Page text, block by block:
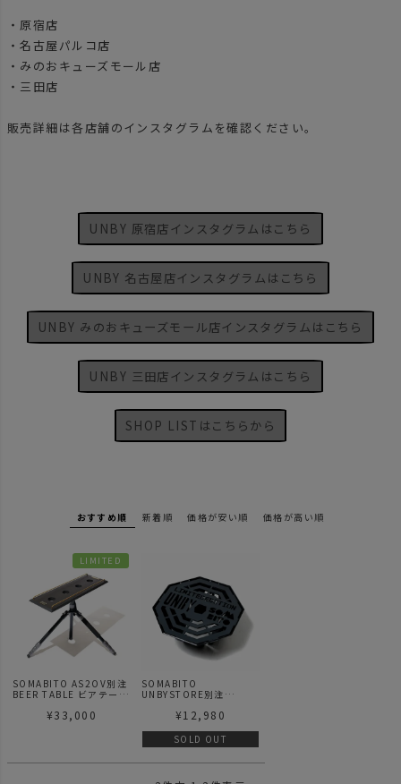
・原宿店
・名古屋パルコ店
・みのおキューズモール店
・三田店
販売詳細は各店舗のインスタグラムを確認ください。
UNBY 原宿店インスタグラムはこちら
UNBY 名古屋店インスタグラムはこちら
UNBY みのおキューズモール店インスタグラムはこちら
UNBY 三田店インスタグラムはこちら
SHOP LISTはこちらから
おすすめ順 新着順 価格が安い順 価格が高い順
LIMITED
SOMABITO AS2OV別注
BEER TABLE ビアテーブ
¥33,000
SOMABITO
UNBYSTORE別注
¥12,980
SOLD OUT